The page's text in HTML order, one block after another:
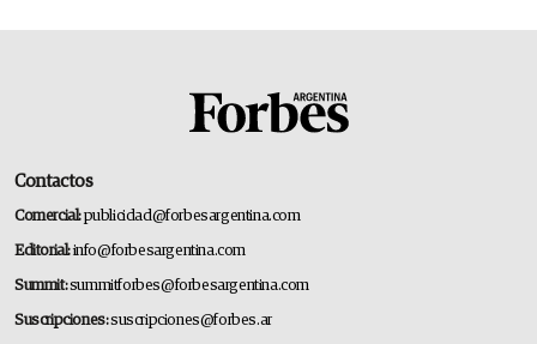
Contactos
Comercial:publicidad@forbesargentina.com
Editorial:info@forbesargentina.com
Summit:summitforbes@forbesargentina.com
Suscripciones:suscripciones@forbes.ar